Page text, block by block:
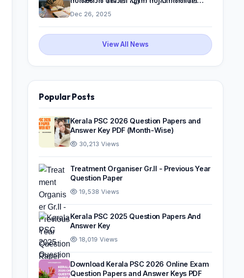
Dec 26, 2025
View All News
Popular Posts
Kerala PSC 2026 Question Papers and
Answer Key PDF (Month-Wise)
30,213 Views
Treatment Organiser Gr.II - Previous Year
Question Paper
19,538 Views
Kerala PSC 2025 Question Papers And
Answer Key
18,019 Views
Download Kerala PSC 2026 Online Exam
Question Papers and Answer Keys PDF